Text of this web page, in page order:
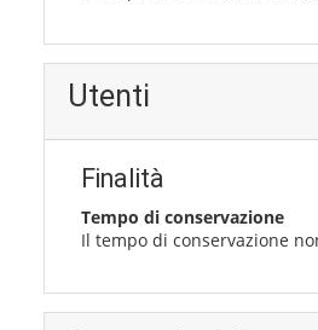
Utenti
Finalità
Tempo di conservazione
Il tempo di conservazione